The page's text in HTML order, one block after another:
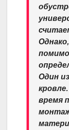
Один
время